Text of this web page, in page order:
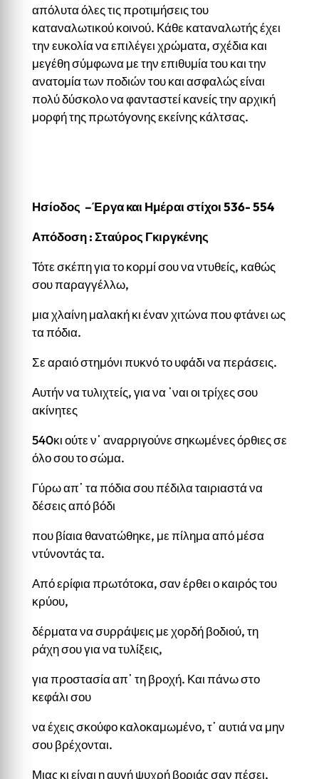
απόλυτα όλες τις προτιμήσεις του
καταναλωτικού κοινού. Κάθε καταναλωτής έχει
την ευκολία να επιλέγει χρώματα, σχέδια και
μεγέθη σύμφωνα με την επιθυμία του και την
ανατομία των ποδιών του και ασφαλώς είναι
πολύ δύσκολο να φανταστεί κανείς την αρχική
μορφή της πρωτόγονης εκείνης κάλτσας.
Ησίοδος –Έργα και Ημέραι στίχοι 536- 554
Απόδοση : Σταύρος Γκιργκένης
Τότε σκέπη για το κορμί σου να ντυθείς, καθώς
σου παραγγέλλω,
μια χλαίνη μαλακή κι έναν χιτώνα που φτάνει ως
τα πόδια.
Σε αραιό στημόνι πυκνό το υφάδι να περάσεις.
Αυτήν να τυλιχτείς, για να ᾽ναι οι τρίχες σου
ακίνητες
540κι ούτε ν᾽ αναρριγούνε σηκωμένες όρθιες σε
όλο σου το σώμα.
Γύρω απ᾽ τα πόδια σου πέδιλα ταιριαστά να
δέσεις από βόδι
που βίαια θανατώθηκε, με πίλημα από μέσα
ντύνοντάς τα.
Από ερίφια πρωτότοκα, σαν έρθει ο καιρός του
κρύου,
δέρματα να συρράψεις με χορδή βοδιού, τη
ράχη σου για να τυλίξεις,
για προστασία απ᾽ τη βροχή. Και πάνω στο
κεφάλι σου
να έχεις σκούφο καλοκαμωμένο, τ᾽ αυτιά να μην
σου βρέχονται.
Μιας κι είναι η αυγή ψυχρή βοριάς σαν πέσει,